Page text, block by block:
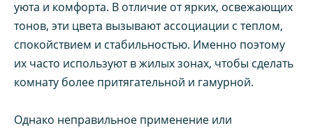
уюта и комфорта. В отличие от ярких, освежающих
тонов, эти цвета вызывают ассоциации с теплом,
спокойствием и стабильностью. Именно поэтому
их часто используют в жилых зонах, чтобы сделать
комнату более притягательной и гамурной.
Однако неправильное применение или